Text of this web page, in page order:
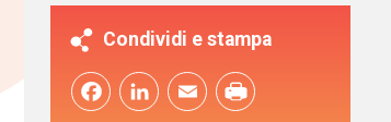
Condividi e stampa
FacebookLinkedInEmail